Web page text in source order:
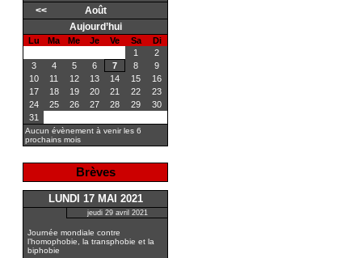
<<
Août
Aujourd’hui
Lu Ma Me Je Ve Sa
Di
1
2
3
4 5 6 7 8
9
10
11 12 13 14 15
16
17
18 19 20 21 22
23
24
25 26 27 28 29
30
31
Aucun évènement à venir les 6
prochains mois
Brèves
LUNDI 17 MAI 2021
jeudi 29 avril 2021
Journée mondiale contre
l’homophobie, la transphobie et la
biphobie